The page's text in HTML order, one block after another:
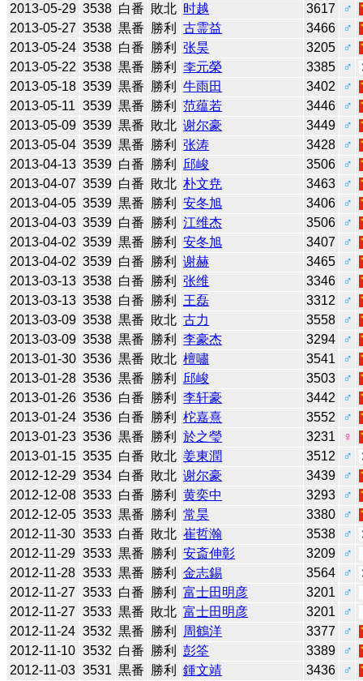
2013-05-29 3538 白番 敗北 时越 3617
♂
2013-05-27 3538 黒番 勝利 古霊益 3466
♂
2013-05-24 3538 白番 勝利 张昊 3205
♂
2013-05-22 3538 黒番 勝利 李元榮 3385
♂
2013-05-18 3539 黒番 勝利 牛雨田 3402
♂
2013-05-11 3539 黒番 勝利 范蕴若 3446
♂
2013-05-09 3539 黒番 敗北 谢尔豪 3449
♂
2013-05-04 3539 黒番 勝利 张涛 3428
♂
2013-04-13 3539 白番 勝利 邱峻 3506
♂
2013-04-07 3539 白番 敗北 朴文尭 3463
♂
2013-04-05 3539 黒番 勝利 安冬旭 3406
♂
2013-04-03 3539 白番 勝利 江维杰 3506
♂
2013-04-02 3539 黒番 勝利 安冬旭 3407
♂
2013-04-02 3539 白番 勝利 谢赫 3465
♂
2013-03-13 3538 白番 勝利 张维 3346
♂
2013-03-13 3538 白番 勝利 王磊 3312
♂
2013-03-09 3538 黒番 敗北 古力 3558
♂
2013-03-09 3538 黒番 勝利 李豪杰 3294
♂
2013-01-30 3536 黒番 敗北 檀嘯 3541
♂
2013-01-28 3536 黒番 勝利 邱峻 3503
♂
2013-01-26 3536 白番 勝利 李轩豪 3442
♂
2013-01-24 3536 白番 勝利 柁嘉熹 3552
♂
2013-01-23 3536 黒番 勝利 於之瑩 3231
♀
2013-01-15 3535 白番 敗北 姜東潤 3512
♂
2012-12-29 3534 白番 敗北 谢尔豪 3439
♂
2012-12-08 3533 白番 勝利 黄奕中 3293
♂
2012-12-05 3533 黒番 勝利 常昊 3380
♂
2012-11-30 3533 白番 敗北 崔哲瀚 3538
♂
2012-11-29 3533 黒番 勝利 安斎伸彰 3209
♂
2012-11-28 3533 黒番 勝利 金志錫 3564
♂
2012-11-27 3533 白番 勝利 富士田明彦 3201
♂
2012-11-27 3533 黒番 敗北 富士田明彦 3201
♂
2012-11-24 3532 黒番 勝利 周鶴洋 3377
♂
2012-11-10 3532 白番 勝利 彭筌 3389
♂
2012-11-03 3531 黒番 勝利 鍾文靖 3436
♂